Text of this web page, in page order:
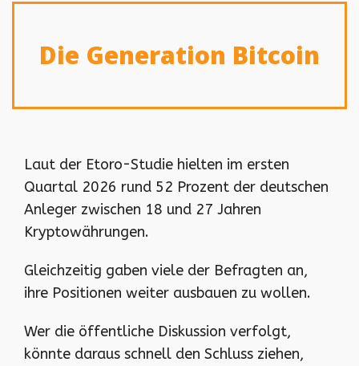
Die Generation Bitcoin
Laut der Etoro-Studie hielten im ersten
Quartal 2026 rund 52 Prozent der deutschen
Anleger zwischen 18 und 27 Jahren
Kryptowährungen.
Gleichzeitig gaben viele der Befragten an,
ihre Positionen weiter ausbauen zu wollen.
Wer die öffentliche Diskussion verfolgt,
könnte daraus schnell den Schluss ziehen,